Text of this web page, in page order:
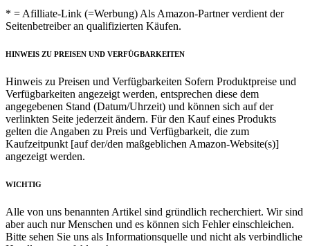
* = Afilliate-Link (=Werbung) Als Amazon-Partner verdient der
Seitenbetreiber an qualifizierten Käufen.
HINWEIS ZU PREISEN UND VERFÜGBARKEITEN
Hinweis zu Preisen und Verfügbarkeiten Sofern Produktpreise und
Verfügbarkeiten angezeigt werden, entsprechen diese dem
angegebenen Stand (Datum/Uhrzeit) und können sich auf der
verlinkten Seite jederzeit ändern. Für den Kauf eines Produkts
gelten die Angaben zu Preis und Verfügbarkeit, die zum
Kaufzeitpunkt [auf der/den maßgeblichen Amazon-Website(s)]
angezeigt werden.
WICHTIG
Alle von uns benannten Artikel sind gründlich recherchiert. Wir sind
aber auch nur Menschen und es können sich Fehler einschleichen.
Bitte sehen Sie uns als Informationsquelle und nicht als verbindliche